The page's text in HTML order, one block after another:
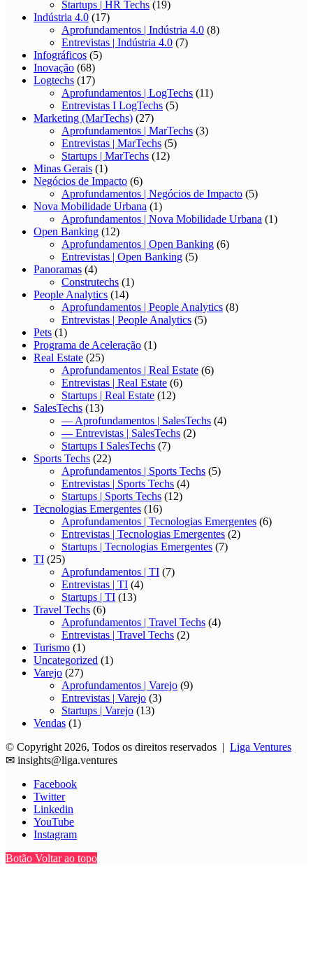
Startups | HR Techs (19)
Indústria 4.0 (17)
Aprofundamentos | Indústria 4.0 (8)
Entrevistas | Indústria 4.0 (7)
Infográficos (5)
Inovação (68)
Logtechs (17)
Aprofundamentos | LogTechs (11)
Entrevistas I LogTechs (5)
Marketing (MarTechs) (27)
Aprofundamentos | MarTechs (3)
Entrevistas | MarTechs (5)
Startups | MarTechs (12)
Minas Gerais (1)
Negócios de Impacto (6)
Aprofundamentos | Negócios de Impacto (5)
Nova Mobilidade Urbana (1)
Aprofundamentos | Nova Mobilidade Urbana (1)
Open Banking (12)
Aprofundamentos | Open Banking (6)
Entrevistas | Open Banking (5)
Panoramas (4)
Construtechs (1)
People Analytics (14)
Aprofundamentos | People Analytics (8)
Entrevistas | People Analytics (5)
Pets (1)
Programa de Aceleração (1)
Real Estate (25)
Aprofundamentos | Real Estate (6)
Entrevistas | Real Estate (6)
Startups | Real Estate (12)
SalesTechs (13)
— Aprofundamentos | SalesTechs (4)
— Entrevistas | SalesTechs (2)
Startups I SalesTechs (7)
Sports Techs (22)
Aprofundamentos | Sports Techs (5)
Entrevistas | Sports Techs (4)
Startups | Sports Techs (12)
Tecnologias Emergentes (16)
Aprofundamentos | Tecnologias Emergentes (6)
Entrevistas | Tecnologias Emergentes (2)
Startups | Tecnologias Emergentes (7)
TI (25)
Aprofundamentos | TI (7)
Entrevistas | TI (4)
Startups | TI (13)
Travel Techs (6)
Aprofundamentos | Travel Techs (4)
Entrevistas | Travel Techs (2)
Turismo (1)
Uncategorized (1)
Varejo (27)
Aprofundamentos | Varejo (9)
Entrevistas | Varejo (3)
Startups | Varejo (13)
Vendas (1)
© Copyright 2026, Todos os direitos reservados | Liga Ventures
✉ insights@liga.ventures
Facebook
Twitter
Linkedin
YouTube
Instagram
Botão Voltar ao topo